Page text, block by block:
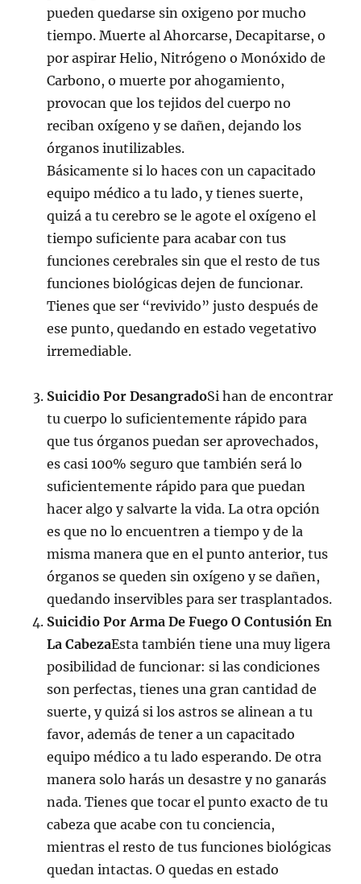
pueden quedarse sin oxigeno por mucho
tiempo. Muerte al Ahorcarse, Decapitarse, o
por aspirar Helio, Nitrógeno o Monóxido de
Carbono, o muerte por ahogamiento,
provocan que los tejidos del cuerpo no
reciban oxígeno y se dañen, dejando los
órganos inutilizables.
Básicamente si lo haces con un capacitado
equipo médico a tu lado, y tienes suerte,
quizá a tu cerebro se le agote el oxígeno el
tiempo suficiente para acabar con tus
funciones cerebrales sin que el resto de tus
funciones biológicas dejen de funcionar.
Tienes que ser “revivido” justo después de
ese punto, quedando en estado vegetativo
irremediable.
Suicidio Por DesangradoSi han de encontrar
tu cuerpo lo suficientemente rápido para
que tus órganos puedan ser aprovechados,
es casi 100% seguro que también será lo
suficientemente rápido para que puedan
hacer algo y salvarte la vida. La otra opción
es que no lo encuentren a tiempo y de la
misma manera que en el punto anterior, tus
órganos se queden sin oxígeno y se dañen,
quedando inservibles para ser trasplantados.
Suicidio Por Arma De Fuego O Contusión En
La CabezaEsta también tiene una muy ligera
posibilidad de funcionar: si las condiciones
son perfectas, tienes una gran cantidad de
suerte, y quizá si los astros se alinean a tu
favor, además de tener a un capacitado
equipo médico a tu lado esperando. De otra
manera solo harás un desastre y no ganarás
nada. Tienes que tocar el punto exacto de tu
cabeza que acabe con tu conciencia,
mientras el resto de tus funciones biológicas
quedan intactas. O quedas en estado